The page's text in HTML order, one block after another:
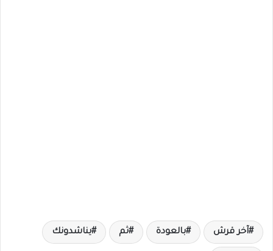
آخر قرش بالعودة ثم يناشدونك